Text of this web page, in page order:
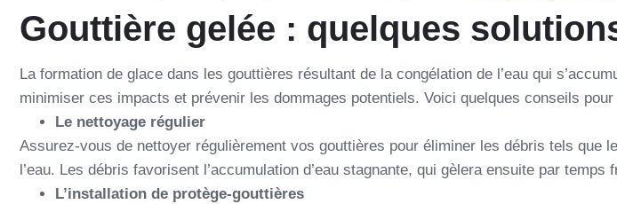
Gouttière gelée : quelques
La formation de glace dans les gouttières résultant de la congélation de l’eau qui
minimiser ces impacts et prévenir les dommages potentiels. Voici quelques conseils
Le nettoyage régulier
Assurez-vous de nettoyer régulièrement vos gouttières pour éliminer les débris tels que
l’eau. Les débris favorisent l’accumulation d’eau stagnante, qui gèlera ensuite par temps
L’installation de protège-gouttières